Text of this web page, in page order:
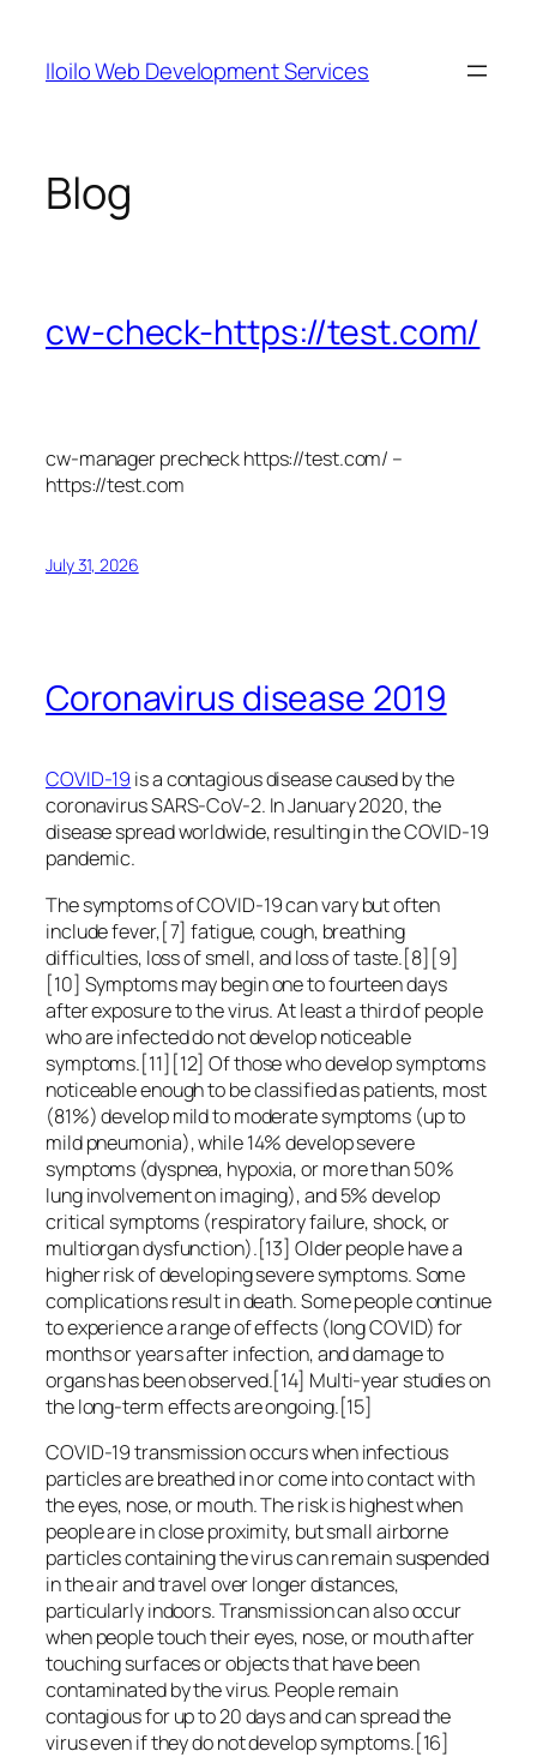
content
Iloilo Web Development Services
Blog
cw-check-https://test.com/
cw-manager precheck https://test.com/ –
https://test.com
July 31, 2026
Coronavirus disease 2019
COVID-19 is a contagious disease caused by the
coronavirus SARS-CoV-2. In January 2020, the
disease spread worldwide, resulting in the COVID-19
pandemic.
The symptoms of COVID‑19 can vary but often
include fever,[7] fatigue, cough, breathing
difficulties, loss of smell, and loss of taste.[8][9]
[10] Symptoms may begin one to fourteen days
after exposure to the virus. At least a third of people
who are infected do not develop noticeable
symptoms.[11][12] Of those who develop symptoms
noticeable enough to be classified as patients, most
(81%) develop mild to moderate symptoms (up to
mild pneumonia), while 14% develop severe
symptoms (dyspnea, hypoxia, or more than 50%
lung involvement on imaging), and 5% develop
critical symptoms (respiratory failure, shock, or
multiorgan dysfunction).[13] Older people have a
higher risk of developing severe symptoms. Some
complications result in death. Some people continue
to experience a range of effects (long COVID) for
months or years after infection, and damage to
organs has been observed.[14] Multi-year studies on
the long-term effects are ongoing.[15]
COVID‑19 transmission occurs when infectious
particles are breathed in or come into contact with
the eyes, nose, or mouth. The risk is highest when
people are in close proximity, but small airborne
particles containing the virus can remain suspended
in the air and travel over longer distances,
particularly indoors. Transmission can also occur
when people touch their eyes, nose, or mouth after
touching surfaces or objects that have been
contaminated by the virus. People remain
contagious for up to 20 days and can spread the
virus even if they do not develop symptoms.[16]